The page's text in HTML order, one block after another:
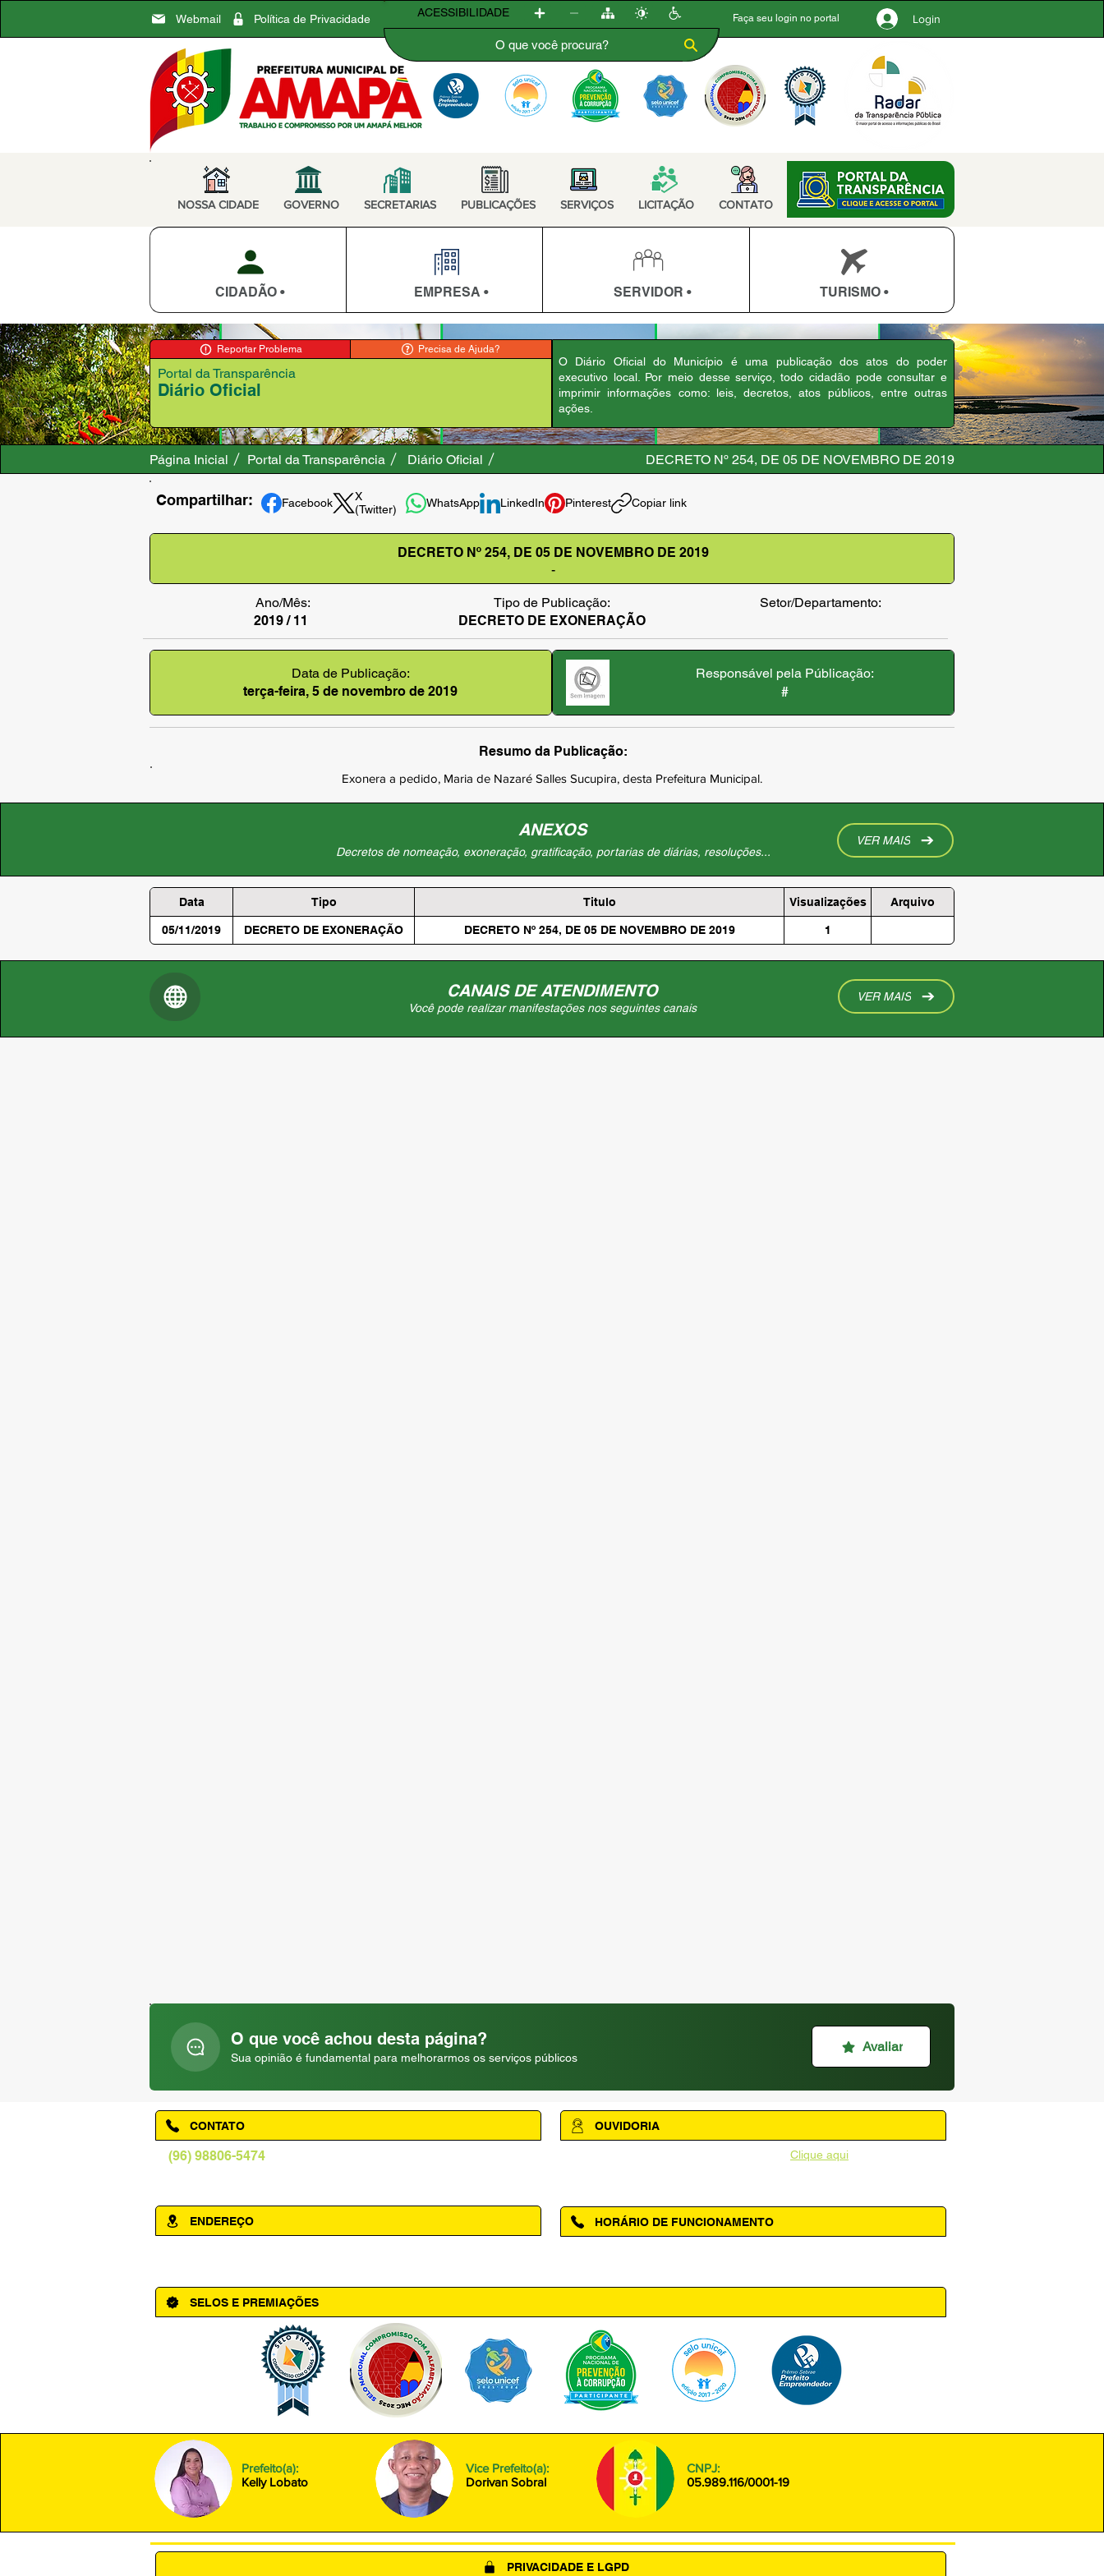
Webmail Política de Privacidade Faça seu login no portal Login
ACESSIBILIDADE
NOSSA CIDADE GOVERNO SECRETARIAS PUBLICAÇÕES SERVIÇOS LICITAÇÃO CONTATO
CIDADÃO • EMPRESA • SERVIDOR • TURISMO •
Reportar Problema Precisa de Ajuda?
Diário Oficial
Portal da Transparência
O Diário Oficial do Município é uma publicação dos atos do poder
executivo local. Por meio desse serviço, todo cidadão pode consultar e
imprimir informações como: leis, decretos, atos públicos, entre outras
ações.
Página Inicial Portal da Transparência Diário Oficial DECRETO Nº 254, DE 05 DE NOVEMBRO DE 2019
Compartilhar: Facebook
X
(Twitter)
WhatsApp LinkedIn Pinterest Copiar link
DECRETO Nº 254, DE 05 DE NOVEMBRO DE 2019
-
Ano/Mês:
2019 / 11
Tipo de Publicação:
DECRETO DE EXONERAÇÃO
Setor/Departamento:
Data de Publicação:
terça-feira, 5 de novembro de 2019
Responsável pela Públicação:
#
Resumo da Publicação:
Exonera a pedido, Maria de Nazaré Salles Sucupira, desta Prefeitura Municipal.
ANEXOS
Decretos de nomeação, exoneração, gratificação, portarias de diárias, resoluções...
VER MAIS
Data Tipo Titulo Visualizações Arquivo
05/11/2019 DECRETO DE EXONERAÇÃO DECRETO Nº 254, DE 05 DE NOVEMBRO DE 2019 1
CANAIS DE ATENDIMENTO
Você pode realizar manifestações nos seguintes canais
VER MAIS
O que você achou desta página?
Sua opinião é fundamental para melhorarmos os serviços públicos
Avaliar
(96) 98806-5474
CONTATO
ENDEREÇO
Clique aqui
OUVIDORIA
HORÁRIO DE FUNCIONAMENTO
SELOS E PREMIAÇÕES
Prefeito(a):
Kelly Lobato
Vice Prefeito(a):
Dorivan Sobral
CNPJ:
05.989.116/0001-19
PRIVACIDADE E LGPD